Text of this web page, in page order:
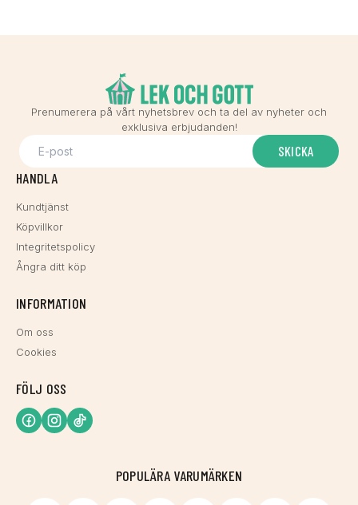
Prenumerera på vårt nyhetsbrev och ta del av nyheter och
exklusiva erbjudanden!
SKICKA
HANDLA
Kundtjänst
Köpvillkor
Integritetspolicy
Ångra ditt köp
INFORMATION
Om oss
Cookies
FÖLJ OSS
POPULÄRA VARUMÄRKEN